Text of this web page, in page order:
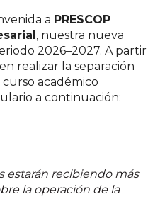
a PRESCOP
, nuestra nueva
2026–2027. A partir
realizar la separación
académico
a continuación:
estarán recibiendo más
la operación de la